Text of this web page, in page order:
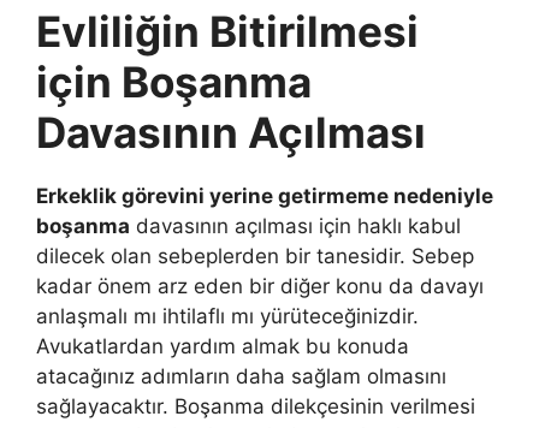
Evliliğin Bitirilmesi
için Boşanma
Davasının Açılması
Erkeklik görevini yerine getirmeme nedeniyle
boşanma davasının açılması için haklı kabul
dilecek olan sebeplerden bir tanesidir. Sebep
kadar önem arz eden bir diğer konu da davayı
anlaşmalı mı ihtilaflı mı yürüteceğinizdir.
Avukatlardan yardım almak bu konuda
atacağınız adımların daha sağlam olmasını
sağlayacaktır. Boşanma dilekçesinin verilmesi